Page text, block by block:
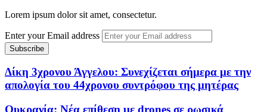
Lorem ipsum dolor sit amet, consectetur.
Enter your Email address
Δίκη 3χρονου Άγγελου: Συνεχίζεται σήμερα με την
απολογία του 44χρονου συντρόφου της μητέρας
Ουκρανία: Νέα επίθεση με drones σε ρωσικά